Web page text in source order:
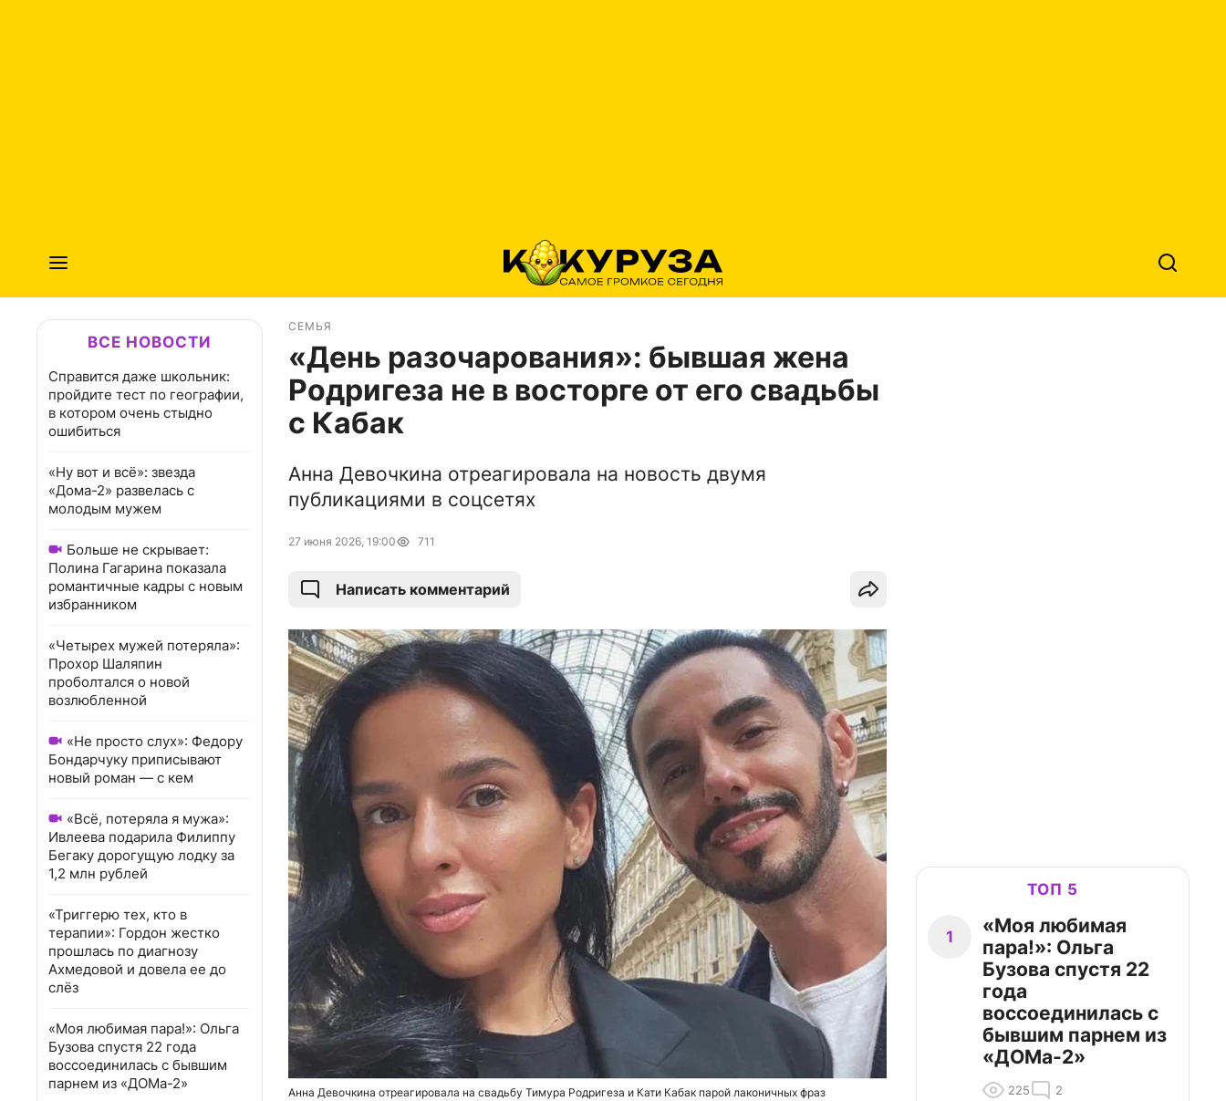
ВСЕ НОВОСТИ
Справится даже школьник:
пройдите тест по географии,
в котором очень стыдно
ошибиться
«Ну вот и всё»: звезда
«Дома-2» развелась с
молодым мужем
Больше не скрывает:
Полина Гагарина показала
романтичные кадры с новым
избранником
«Четырех мужей потеряла»:
Прохор Шаляпин
проболтался о новой
возлюбленной
«Не просто слух»: Федору
Бондарчуку приписывают
новый роман — с кем
«Всё, потеряла я мужа»:
Ивлеева подарила Филиппу
Бегаку дорогущую лодку за
1,2 млн рублей
«Триггерю тех, кто в
терапии»: Гордон жестко
прошлась по диагнозу
Ахмедовой и довела ее до
слёз
«Моя любимая пара!»: Ольга
Бузова спустя 22 года
воссоединилась с бывшим
парнем из «ДОМа-2»
СЕМЬЯ
«День разочарования»: бывшая жена
Родригеза не в восторге от его свадьбы
с Кабак
Анна Девочкина отреагировала на новость двумя
публикациями в соцсетях
27 июня 2026, 19:00 711
Написать комментарий
Анна Девочкина отреагировала на свадьбу Тимура Родригеза и Кати Кабак парой лаконичных фраз
ТОП 5
1
«Моя любимая
пара!»: Ольга
Бузова спустя 22
года
воссоединилась с
бывшим парнем из
«ДОМа-2»
225 2